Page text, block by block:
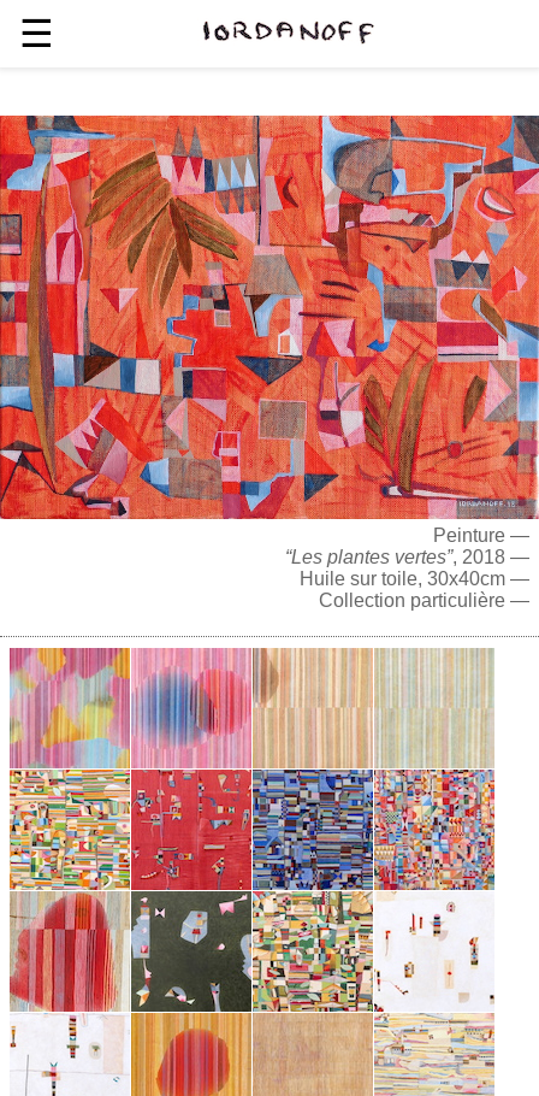
☰
Peinture —
“Les plantes vertes”, 2018 —
Huile sur toile, 30x40cm —
Collection particulière —